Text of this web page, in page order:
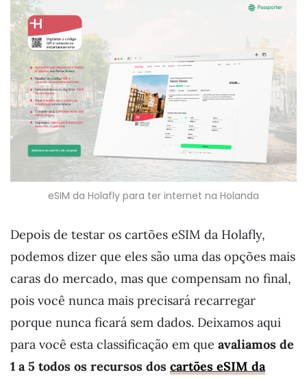
eSIM da Holafly para ter internet na Holanda
Depois de testar os cartões eSIM da Holafly,
podemos dizer que eles são uma das opções mais
caras do mercado, mas que compensam no final,
pois você nunca mais precisará recarregar
porque nunca ficará sem dados. Deixamos aqui
para você esta classificação em que avaliamos de
1 a 5 todos os recursos dos cartões eSIM da